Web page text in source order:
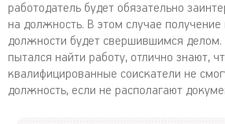
работодатель будет обязательно
на должность. В этом случае
должности будет свершившимся делом.
пытался найти работу, отлично знают,
квалифицированные соискатели не
должность, если не располагают